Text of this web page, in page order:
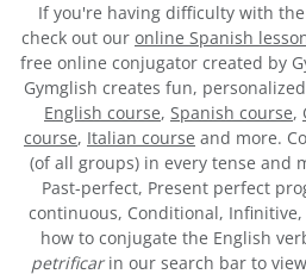
If you're having difficulty with
check out our online Spanish
free online conjugator created by
Gymglish creates fun,
English course, Spanish course,
course, Italian course and more.
(of all groups) in every tense and
Past-perfect, Present perfect
continuous, Conditional,
how to conjugate the English
petrificarin our search bar to